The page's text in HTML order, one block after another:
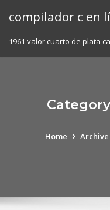
compilador c en
1961 valor cuarto de plata
Home